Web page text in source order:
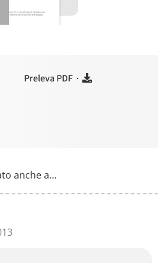
Preleva PDF ·
anche a…